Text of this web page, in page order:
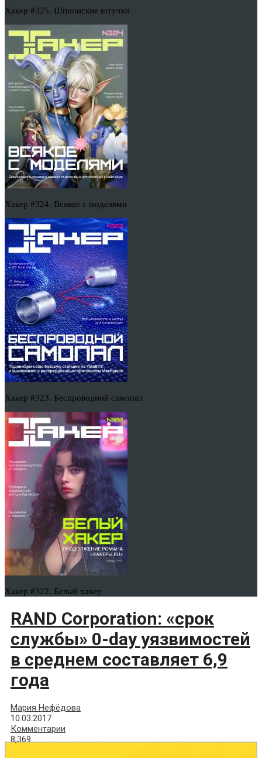
Хакер #325. Шпионские штучки
Хакер #324. Всякое с моделями
Хакер #323. Беспроводной самопал
Хакер #322. Белый хакер
RAND Corporation: «срок
службы» 0-day уязвимостей
в среднем составляет 6,9
года
Мария Нефёдова
10.03.2017
Комментарии
8,369